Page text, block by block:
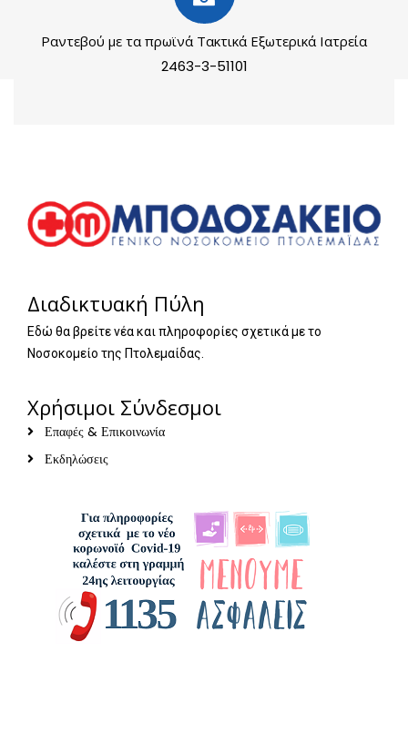
Ραντεβού με τα πρωϊνά Τακτικά Εξωτερικά Ιατρεία
2463-3-51101
Διαδικτυακή Πύλη
Εδώ θα βρείτε νέα και πληροφορίες σχετικά με το
Νοσοκομείο της Πτολεμαίδας.
Χρήσιμοι Σύνδεσμοι
Επαφές & Επικοινωνία
Εκδηλώσεις